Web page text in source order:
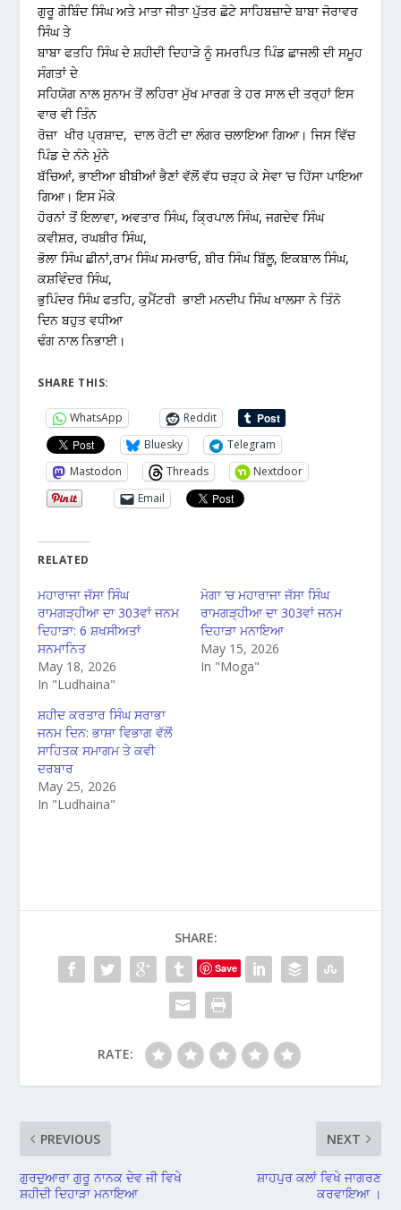
ਗੁਰੂ ਗੋਬਿੰਦ ਸਿੰਘ ਅਤੇ ਮਾਤਾ ਜੀਤਾ ਪੁੱਤਰ ਛੋਟੇ ਸਾਹਿਬਜ਼ਾਦੇ ਬਾਬਾ ਜੋਰਾਵਰ
ਸਿੰਘ ਤੇ
ਬਾਬਾ ਫਤਹਿ ਸਿੰਘ ਦੇ ਸ਼ਹੀਦੀ ਦਿਹਾੜੇ ਨੂੰ ਸਮਰਪਿਤ ਪਿੰਡ ਛਾਜਲੀ ਦੀ ਸਮੂਹ
ਸੰਗਤਾਂ ਦੇ
ਸਹਿਯੋਗ ਨਾਲ ਸੁਨਾਮ ਤੋਂ ਲਹਿਰਾ ਮੁੱਖ ਮਾਰਗ ਤੇ ਹਰ ਸਾਲ ਦੀ ਤਰ੍ਹਾਂ ਇਸ
ਵਾਰ ਵੀ ਤਿੰਨ
ਰੋਜ਼ਾ ਖੀਰ ਪ੍ਰਸ਼ਾਦ, ਦਾਲ ਰੋਟੀ ਦਾ ਲੰਗਰ ਚਲਾਇਆ ਗਿਆ। ਜਿਸ ਵਿੱਚ
ਪਿੰਡ ਦੇ ਨੰਨੇ ਮੁੰਨੇ
ਬੱਚਿਆਂ, ਭਾਈਆ ਬੀਬੀਆਂ ਭੈਣਾਂ ਵੱਲੋਂ ਵੱਧ ਚੜ੍ਹ ਕੇ ਸੇਵਾ ‘ਚ ਹਿੱਸਾ ਪਾਇਆ
ਗਿਆ। ਇਸ ਮੌਕੇ
ਹੋਰਨਾਂ ਤੋਂ ਇਲਾਵਾ, ਅਵਤਾਰ ਸਿੰਘ, ਕ੍ਰਿਪਾਲ ਸਿੰਘ, ਜਗਦੇਵ ਸਿੰਘ
ਕਵੀਸ਼ਰ, ਰਘਬੀਰ ਸਿੰਘ,
ਭੋਲਾ ਸਿੰਘ ਛੀਨਾਂ,ਰਾਮ ਸਿੰਘ ਸਮਰਾਓ, ਬੀਰ ਸਿੰਘ ਬਿੱਲੂ, ਇਕਬਾਲ ਸਿੰਘ,
ਕਸ਼ਵਿੰਦਰ ਸਿੰਘ,
ਭੁਪਿੰਦਰ ਸਿੰਘ ਫਤਹਿ, ਕੁਮੈਂਟਰੀ ਭਾਈ ਮਨਦੀਪ ਸਿੰਘ ਖਾਲਸਾ ਨੇ ਤਿੰਨੋ
ਦਿਨ ਬਹੁਤ ਵਧੀਆ
ਢੰਗ ਨਾਲ ਨਿਭਾਈ।
SHARE THIS:
WhatsApp
Reddit
Bluesky
Telegram
Mastodon
Threads
Nextdoor
Email
RELATED
ਮਹਾਰਾਜਾ ਜੱਸਾ ਸਿੰਘ
ਰਾਮਗੜ੍ਹੀਆ ਦਾ 303ਵਾਂ ਜਨਮ
ਦਿਹਾੜਾ: 6 ਸ਼ਖਸੀਅਤਾਂ
ਸਨਮਾਨਿਤ
May 18, 2026
In "Ludhaina"
ਮੋਗਾ ‘ਚ ਮਹਾਰਾਜਾ ਜੱਸਾ ਸਿੰਘ
ਰਾਮਗੜ੍ਹੀਆ ਦਾ 303ਵਾਂ ਜਨਮ
ਦਿਹਾੜਾ ਮਨਾਇਆ
May 15, 2026
In "Moga"
ਸ਼ਹੀਦ ਕਰਤਾਰ ਸਿੰਘ ਸਰਾਭਾ
ਜਨਮ ਦਿਨ: ਭਾਸ਼ਾ ਵਿਭਾਗ ਵੱਲੋਂ
ਸਾਹਿਤਕ ਸਮਾਗਮ ਤੇ ਕਵੀ
ਦਰਬਾਰ
May 25, 2026
In "Ludhaina"
SHARE:
Save
RATE:
PREVIOUS
ਗੁਰਦੁਆਰਾ ਗੁਰੂ ਨਾਨਕ ਦੇਵ ਜੀ ਵਿਖੇ
ਸ਼ਹੀਦੀ ਦਿਹਾੜਾ ਮਨਾਇਆ
NEXT
ਸ਼ਾਹਪੁਰ ਕਲਾਂ ਵਿਖੇ ਜਾਗਰਣ
ਕਰਵਾਇਆ ।